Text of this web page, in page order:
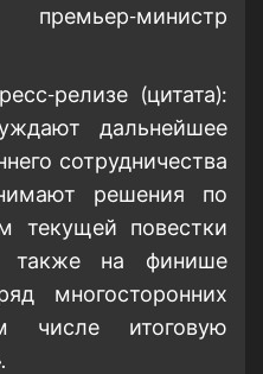
министр
релизе (цитата):
дальнейшее
сотрудничества
решения по
текущей повестки
также на финише
многосторонних
числе итоговую